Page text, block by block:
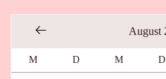
August
M D M D